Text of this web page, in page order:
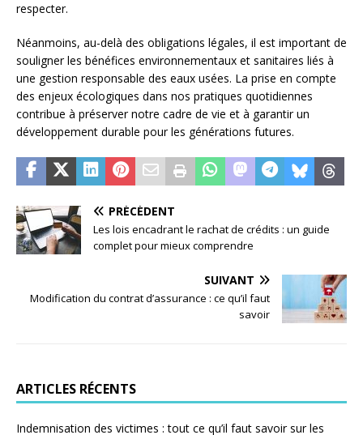
respecter.
Néanmoins, au-delà des obligations légales, il est important de
souligner les bénéfices environnementaux et sanitaires liés à
une gestion responsable des eaux usées. La prise en compte
des enjeux écologiques dans nos pratiques quotidiennes
contribue à préserver notre cadre de vie et à garantir un
développement durable pour les générations futures.
PRÉCÉDENT
Les lois encadrant le rachat de crédits : un guide
complet pour mieux comprendre
SUIVANT
Modification du contrat d’assurance : ce qu’il faut
savoir
ARTICLES RÉCENTS
Indemnisation des victimes : tout ce qu’il faut savoir sur les